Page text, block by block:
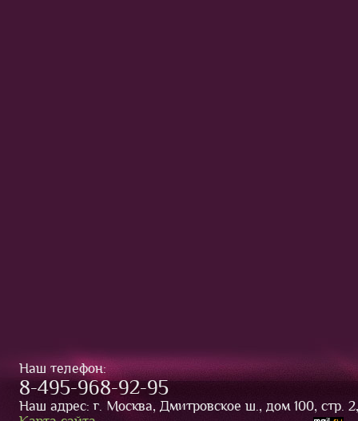
Наш телефон:
8-495-968-92-95
Наш адрес: г. Москва, Дмитровское ш., дом 100, стр.